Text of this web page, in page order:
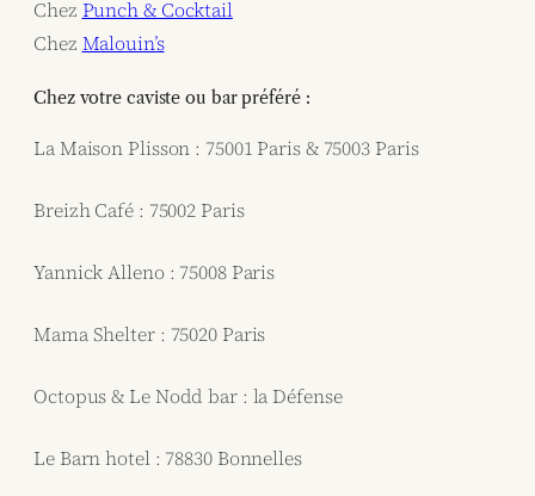
Chez Punch & Cocktail
Chez Malouin’s
Chez votre caviste ou bar préféré :
La Maison Plisson : 75001 Paris & 75003 Paris
Breizh Café : 75002 Paris
Yannick Alleno : 75008 Paris
Mama Shelter : 75020 Paris
Octopus & Le Nodd bar : la Défense
Le Barn hotel : 78830 Bonnelles